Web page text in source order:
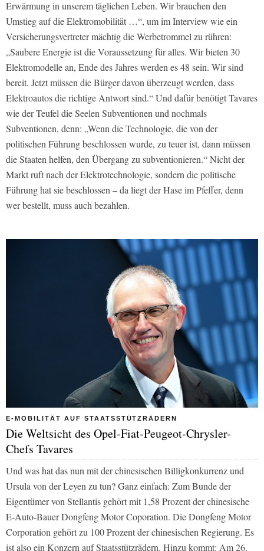
Erwärmung in unserem täglichen Leben. Wir brauchen den
Umstieg auf die Elektromobilität …“, um im Interview wie ein
Versicherungsvertreter mächtig die Werbetrommel zu rühren:
„Saubere Energie ist die Voraussetzung für alles. Wir bieten 30
Elektromodelle an, Ende des Jahres werden es 48 sein. Wir sind
bereit. Jetzt müssen die Bürger davon überzeugt werden, dass
Elektroautos die richtige Antwort sind.“ Und dafür benötigt Tavares
wie der Teufel die Seelen Subventionen und nochmals
Subventionen, denn: „Wenn die Technologie, die von der
politischen Führung beschlossen wurde, zu teuer ist, dann müssen
die Staaten helfen, den Übergang zu subventionieren.“ Nicht der
Markt ruft nach der Elektrotechnologie, sondern die politische
Führung hat sie beschlossen – da liegt der Hase im Pfeffer, denn
wer bestellt, muss auch bezahlen.
E-MOBILITÄT AUF STAATSSTÜTZRÄDERN
Die Weltsicht des Opel-Fiat-Peugeot-Chrysler-
Chefs Tavares
Und was hat das nun mit der chinesischen Billigkonkurrenz und
Ursula von der Leyen zu tun? Ganz einfach: Zum Bunde der
Eigentümer von Stellantis gehört mit 1,58 Prozent der chinesische
E-Auto-Bauer Dongfeng Motor Coporation. Die Dongfeng Motor
Corporation gehört zu 100 Prozent der chinesischen Regierung. Es
ist also ein Konzern auf Staatsstützrädern. Hinzu kommt: Am 26.